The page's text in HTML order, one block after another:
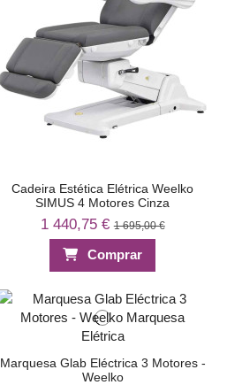
Cadeira Estética Elétrica Weelko
SIMUS 4 Motores Cinza
1 440,75 €1 695,00 €
Comprar
Marquesa Glab Eléctrica 3 Motores -
Weelko